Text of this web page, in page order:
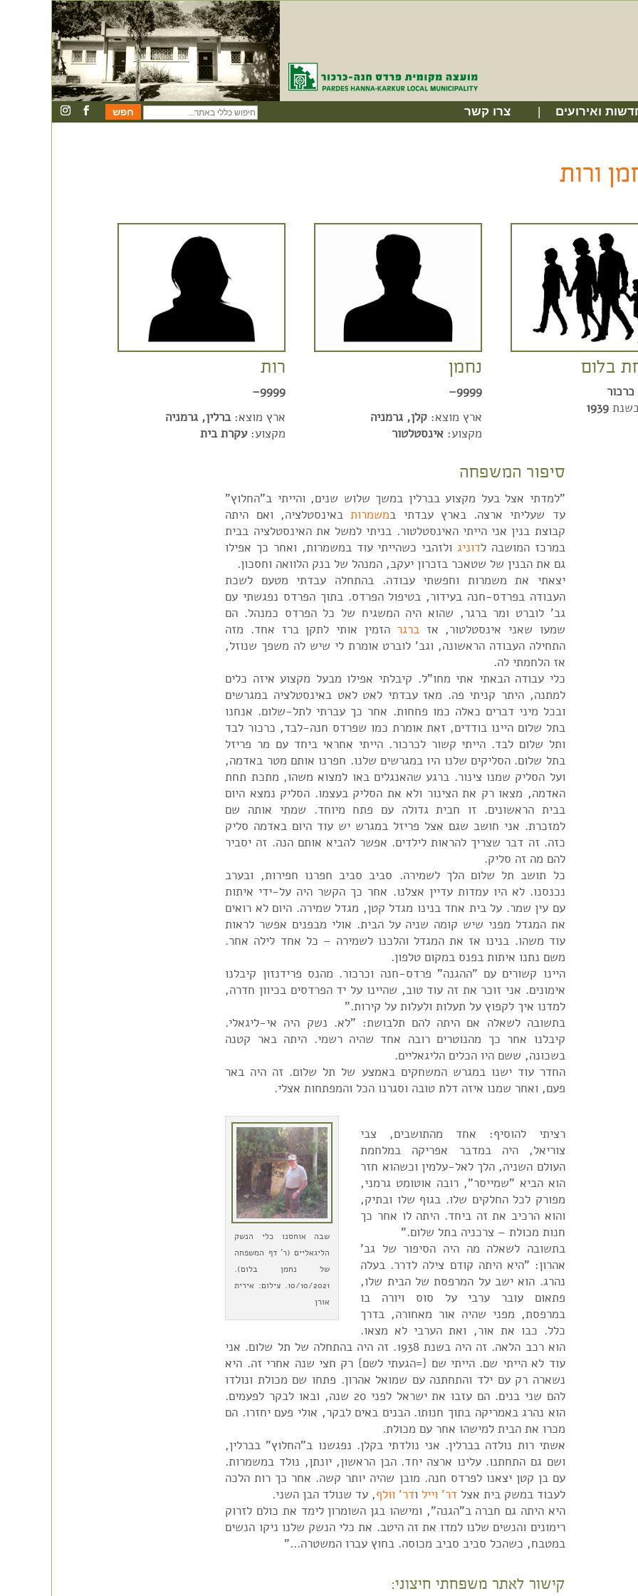
חיפוש
כללי
באתר
ואירועים צרו קשר
ורות
בלום
כרכור
1939
נחמן
9999–
ארץ מוצא: קלן, גרמניה
מקצוע: אינסטלטור
רות
9999–
ארץ מוצא:ברלין, גרמניה
מקצוע:עקרת בית
סיפור המשפחה
"למדתי אצל בעל מקצוע בברלין במשך שלוש שנים, והייתי ב"החלוץ"
עד שעליתי ארצה. בארץ עבדתי במשמרותבאינסטלציה, ואם היתה
קבוצת בנין אני הייתי האינסטלטור. בניתי למשל את האינסטלציה בבית
במרכז המושבה לדוניגולזהבי כשהייתי עוד במשמרות, ואחר כך אפילו
גם את הבנין של שטאכר בזכרון יעקב, המנהל של בנק הלוואה וחסכון.
יצאתי את משמרות וחפשתי עבודה. בהתחלה עבדתי מטעם לשכת
העבודה בפרדס-חנה בעידור, בטיפול הפרדס. בתוך הפרדס נפגשתי עם
גב' לוברט ומר ברגר, שהוא היה המשגיח של כל הפרדס כמנהל. הם
שמעו שאני אינסטלטור, אז ברגר הזמין אותי לתקן ברז אחד. מזה
התחילה העבודה הראשונה, וגב' לוברט אומרת לי שיש לה משפך שנוזל,
אז הלחמתי לה.
כלי עבודה הבאתי אתי מחו"ל. קיבלתי אפילו מבעל מקצוע איזה כלים
למתנה, היתר קניתי פה. מאז עבדתי לאט לאט באינסטלציה במגרשים
ובכל מיני דברים כאלה כמו פחחות. אחר כך עברתי לתל-שלום. אנחנו
בתל שלום היינו בודדים, זאת אומרת כמו שפרדס חנה-לבד, כרכור לבד
ותל שלום לבד. הייתי קשור לכרכור. הייתי אחראי ביחד עם מר פריזל
בתל שלום. הסליקים שלנו היו במגרשים שלנו. חפרנו אותם מטר באדמה,
ועל הסליק שמנו צינור. ברגע שהאנגלים באו למצוא משהו, מתכת תחת
האדמה, מצאו רק את הצינור ולא את הסליק בעצמו. הסליק נמצא היום
בבית הראשונים. זו חבית גדולה עם פתח מיוחד. שמתי אותה שם
למזכרת. אני חושב שגם אצל פריזל במגרש יש עוד היום באדמה סליק
כזה. זה דבר שצריך להראות לילדים. אפשר להביא אותם הנה. זה יסביר
להם מה זה סליק.
כל תושב תל שלום הלך לשמירה. סביב סביב חפרנו חפירות, ובערב
נכנסנו. לא היו עמדות עדיין אצלנו. אחר כך הקשר היה על-ידי איתות
עם עין שמר. על בית אחד בנינו מגדל קטן, מגדל שמירה. היום לא רואים
את המגדל מפני שיש קומה שניה על הבית. אולי מבפנים אפשר לראות
עוד משהו. בנינו אז את המגדל והלכנו לשמירה – כל אחד לילה אחר.
משם נתנו איתות בפנס במקום טלפון.
היינו קשורים עם "ההגנה" פרדס-חנה וכרכור. מהנס פרידנזון קיבלנו
אימונים. אני זוכר את זה עוד טוב, שהיינו על יד הפרדסים בכיוון חדרה,
למדנו איך לקפוץ על תעלות ולעלות על קירות."
בתשובה לשאלה אם היתה להם תלבושת: "לא. נשק היה אי-ליגאלי.
קיבלנו אחר כך מהנוטרים רובה אחד שהיה רשמי. היתה באר קטנה
בשכונה, ששם היו הכלים הליגאליים.
החדר עוד ישנו במגרש המשחקים באמצע של תל שלום. זה היה באר
פעם, ואחר שמנו איזה דלת טובה וסגרנו הכל והמפתחות אצלי.
שבה אוחסנו כלי הנשק
הליגאליים (ר' דף המשפחה
של נחמן בלום).
10/10/2021. צילום: אירית
אורן
רציתי להוסיף: אחד מהתושבים, צבי
צוריאל, היה במדבר אפריקה במלחמת
העולם השניה, הלך לאל-עלמין וכשהוא חזר
הוא הביא "שמייסר", רובה אוטומט גרמני,
מפורק לכל החלקים שלו. בגוף שלו ובתיק,
והוא הרכיב את זה ביחד. היתה לו אחר כך
חנות מכולת – צרכניה בתל שלום."
בתשובה לשאלה מה היה הסיפור של גב'
אהרון: "היא היתה קודם צילה לדרר. בעלה
נהרג. הוא ישב על המרפסת של הבית שלו,
פתאום עובר ערבי על סוס ויורה בו
במרפסת, מפני שהיה אור מאחורה, בדרך
כלל. כבו את אור, ואת הערבי לא מצאו.
הוא רכב הלאה. זה היה בשנת 1938. זה היה בהתחלה של תל שלום. אני
עוד לא הייתי שם. הייתי שם {=הגעתי לשם} רק חצי שנה אחרי זה. היא
נשארה רק עם ילד והתחתנה עם שמואל אהרון. פתחו שם מכולת ונולדו
להם שני בנים. הם עזבו את ישראל לפני 20 שנה, ובאו לבקר לפעמים.
הוא נהרג באמריקה בתוך חנותו. הבנים באים לבקר, אולי פעם יחזרו. הם
מכרו את הבית למישהו אחר עם מכולת.
אשתי רות נולדה בברלין. אני נולדתי בקלן. נפגשנו ב"החלוץ" בברלין,
ושם גם התחתנו. עלינו ארצה יחד. הבן הראשון, יונתן, נולד במשמרות.
עם בן קטן יצאנו לפרדס חנה. מובן שהיה יותר קשה. אחר כך רות הלכה
לעבוד במשק בית אצלדר' וייל ודר' וולף, עד שנולד הבן השני.
היא היתה גם חברה ב"הגנה", ומישהו בגן השומרון לימד את כולם לזרוק
רימונים והנשים שלנו למדו את זה היטב. את כלי הנשק שלנו ניקו הנשים
במטבח, כשהכל סביב סביב מכוסה. בחוץ עברו המשטרה…"
קישור לאתר משפחתי חיצוני: